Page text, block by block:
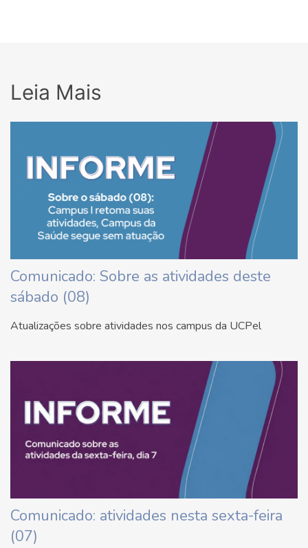
Leia Mais
Comunicado: Sobre as atividades deste
sábado (08)
Atualizações sobre atividades nos campus da UCPel
Comunicado: atividades nesta sexta-feira
(07)